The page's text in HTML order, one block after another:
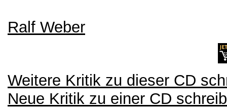
Ralf Weber
Weitere Kritik zu dieser CD
Neue Kritik zu einer CD